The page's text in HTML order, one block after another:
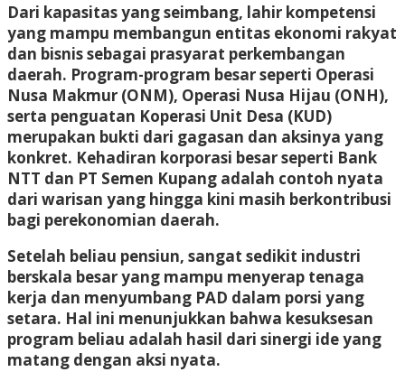
Dari kapasitas yang seimbang, lahir kompetensi
yang mampu membangun entitas ekonomi rakyat
dan bisnis sebagai prasyarat perkembangan
daerah. Program-program besar seperti Operasi
Nusa Makmur (ONM), Operasi Nusa Hijau (ONH),
serta penguatan Koperasi Unit Desa (KUD)
merupakan bukti dari gagasan dan aksinya yang
konkret. Kehadiran korporasi besar seperti Bank
NTT dan PT Semen Kupang adalah contoh nyata
dari warisan yang hingga kini masih berkontribusi
bagi perekonomian daerah.
Setelah beliau pensiun, sangat sedikit industri
berskala besar yang mampu menyerap tenaga
kerja dan menyumbang PAD dalam porsi yang
setara. Hal ini menunjukkan bahwa kesuksesan
program beliau adalah hasil dari sinergi ide yang
matang dengan aksi nyata.